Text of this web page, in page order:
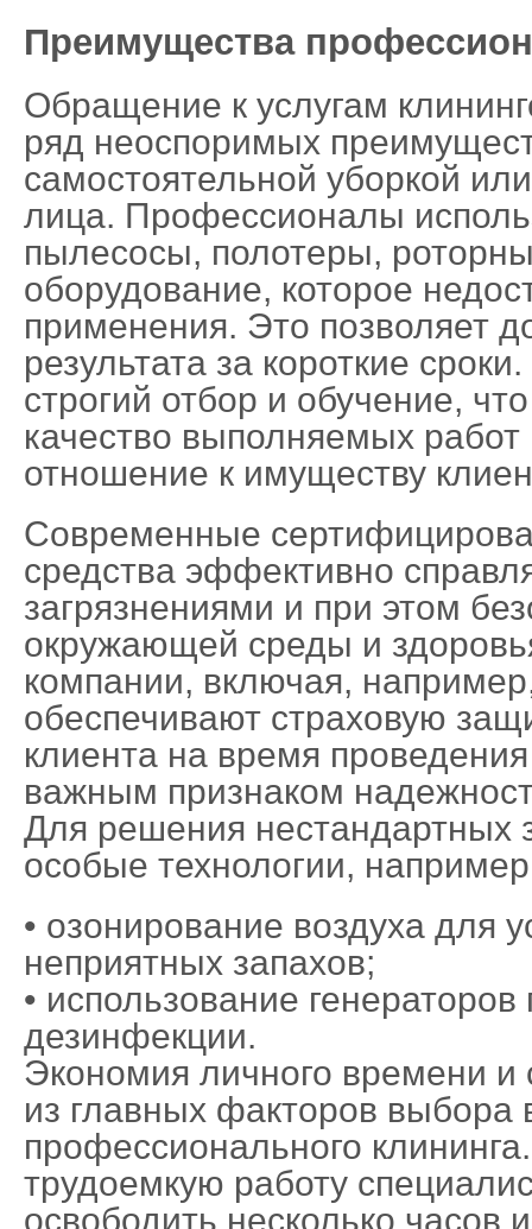
Преимущества
Обращение к услугам
ряд неоспоримых
самостоятельной уборкой
лица. Профессионалы
пылесосы, полотеры,
оборудование, которое
применения. Это позволяет
результата за короткие
строгий отбор и обучение,
качество выполняемых работ
отношение к имуществу
Современные
средства эффективно
загрязнениями и при этом
окружающей среды и
компании, включая,
обеспечивают страховую
клиента на время
важным признаком
Для решения нестандартных
особые технологии,
• озонирование воздуха для
неприятных запахов;
• использование
дезинфекции.
Экономия личного времени и
из главных факторов выбора
профессионального
трудоемкую работу
освободить несколько часов